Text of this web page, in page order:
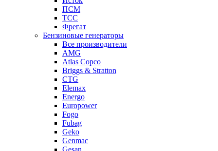
ПСМ
ТСС
Фрегат
Бензиновые генераторы
Все производители
AMG
Atlas Copco
Briggs & Stratton
CTG
Elemax
Energo
Europower
Fogo
Fubag
Geko
Genmac
Gesan